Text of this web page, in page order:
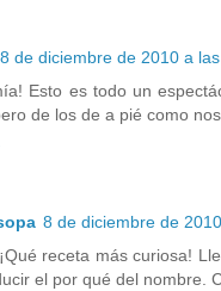
8 de diciembre de 2010 a
Esto es todo un
de los de a pié como
8 de diciembre de
receta más curiosa!
el por qué del nombre.